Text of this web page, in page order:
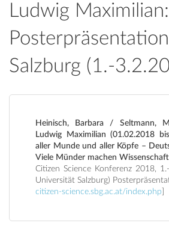
Ludwig Maximilian:
Salzburg (1.-
Heinisch, Barbara / Seltmann,
Ludwig Maximilian (01.02.2018
aller Munde und aller Köpfe –
Viele Münder machen
Citizen Science Konferenz 2018,
citizen-science.sbg.ac.at/index.php